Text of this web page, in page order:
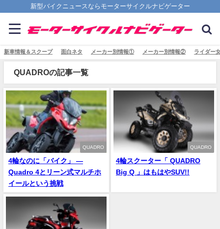
新型バイクニュースならモーターサイクルナビゲーター
新車情報＆スクープ 面白ネタ メーカー別情報① メーカー別情報② ライダー
QUADROの記事一覧
QUADRO
4輪なのに「バイク」 ―
Quadro 4とリーン式マルチホ
イールという挑戦
QUADRO
4輪スクーター「 QUADRO
Big Q 」はもはやSUV!!